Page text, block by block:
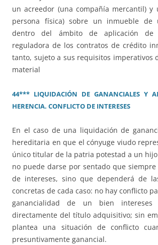
un acreedor (una compañía mercantil) y
persona física) sobre un inmueble de
dentro del ámbito de aplicación de
reguladora de los contratos de crédito
tanto, sujeto a sus requisitos imperativos
material
44*** LIQUIDACIÓN DE GANANCIALES Y
HERENCIA. CONFLICTO DE INTERESES
En el caso de una liquidación de
hereditaria en que el cónyuge viudo
único titular de la patria potestad a un
no puede darse por sentado que
de intereses, sino que dependerá de
concretas de cada caso: no hay conflicto
ganancialidad de un bien intereses
directamente del título adquisitivo; sin
plantea una situación de conflicto
presuntivamente ganancial.